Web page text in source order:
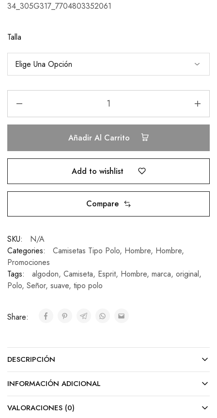
34_305G317_7704803352061
Talla
Añadir Al Carrito
Add to wishlist
Compare
SKU:
N/A
Categories:
Camisetas Tipo Polo, Hombre, Hombre,
Promociones
Tags:
algodon, Camiseta, Esprit, Hombre, marca, original,
Polo, Señor, suave, tipo polo
Share:
DESCRIPCIÓN
INFORMACIÓN ADICIONAL
VALORACIONES (0)